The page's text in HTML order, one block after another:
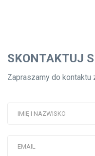
SKONTAKTUJ
Zapraszamy do